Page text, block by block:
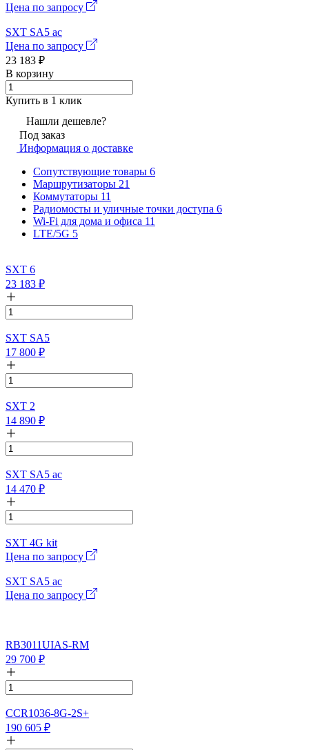
Цена по запросу
SXT SA5 ac
Цена по запросу
23 183 ₽
В корзину
Купить в 1 клик
Нашли дешевле?
Под заказ
Информация о доставке
Сопутствующие товары 6
Маршрутизаторы 21
Коммутаторы 11
Радиомосты и уличные точки доступа 6
Wi-Fi для дома и офиса 11
LTE/5G 5
SXT 6
23 183 ₽
SXT SA5
17 800 ₽
SXT 2
14 890 ₽
SXT SA5 ac
14 470 ₽
SXT 4G kit
Цена по запросу
SXT SA5 ac
Цена по запросу
RB3011UIAS-RM
29 700 ₽
CCR1036-8G-2S+
190 605 ₽